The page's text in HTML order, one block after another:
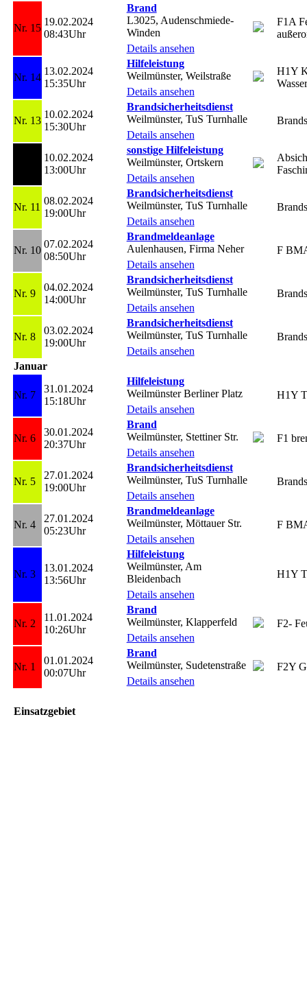
Nr. 15
19.02.2024
08:43Uhr
Brand
L3025, Audenschmiede-
Winden
Details ansehen
F1A
Nr. 14
13.02.2024
15:35Uhr
Hilfeleistung
Weilmünster, Weilstraße
Details ansehen
H1Y
Wasser
Nr. 13
10.02.2024
15:30Uhr
Brandsicherheitsdienst
Weilmünster, TuS Turnhalle
Details ansehen
10.02.2024
13:00Uhr
sonstige Hilfeleistung
Weilmünster, Ortskern
Details ansehen
Nr. 11
08.02.2024
19:00Uhr
Brandsicherheitsdienst
Weilmünster, TuS Turnhalle
Details ansehen
Nr. 10
07.02.2024
08:50Uhr
Brandmeldeanlage
Aulenhausen, Firma Neher
Details ansehen
F
Nr. 9
04.02.2024
14:00Uhr
Brandsicherheitsdienst
Weilmünster, TuS Turnhalle
Details ansehen
Nr. 8
03.02.2024
19:00Uhr
Brandsicherheitsdienst
Weilmünster, TuS Turnhalle
Details ansehen
Januar
Nr. 7
31.01.2024
15:18Uhr
Hilfeleistung
Weilmünster Berliner Platz
Details ansehen
H1Y
Nr. 6
30.01.2024
20:37Uhr
Brand
Weilmünster, Stettiner Str.
Details ansehen
F1
Nr. 5
27.01.2024
19:00Uhr
Brandsicherheitsdienst
Weilmünster, TuS Turnhalle
Details ansehen
Nr. 4
27.01.2024
05:23Uhr
Brandmeldeanlage
Weilmünster, Möttauer Str.
Details ansehen
F
Nr. 3
13.01.2024
13:56Uhr
Hilfeleistung
Weilmünster, Am
Bleidenbach
Details ansehen
H1Y
Nr. 2
11.01.2024
10:26Uhr
Brand
Weilmünster, Klapperfeld
Details ansehen
F2-
Nr. 1
01.01.2024
00:07Uhr
Brand
Weilmünster, Sudetenstraße
Details ansehen
F2Y
Einsatzgebiet